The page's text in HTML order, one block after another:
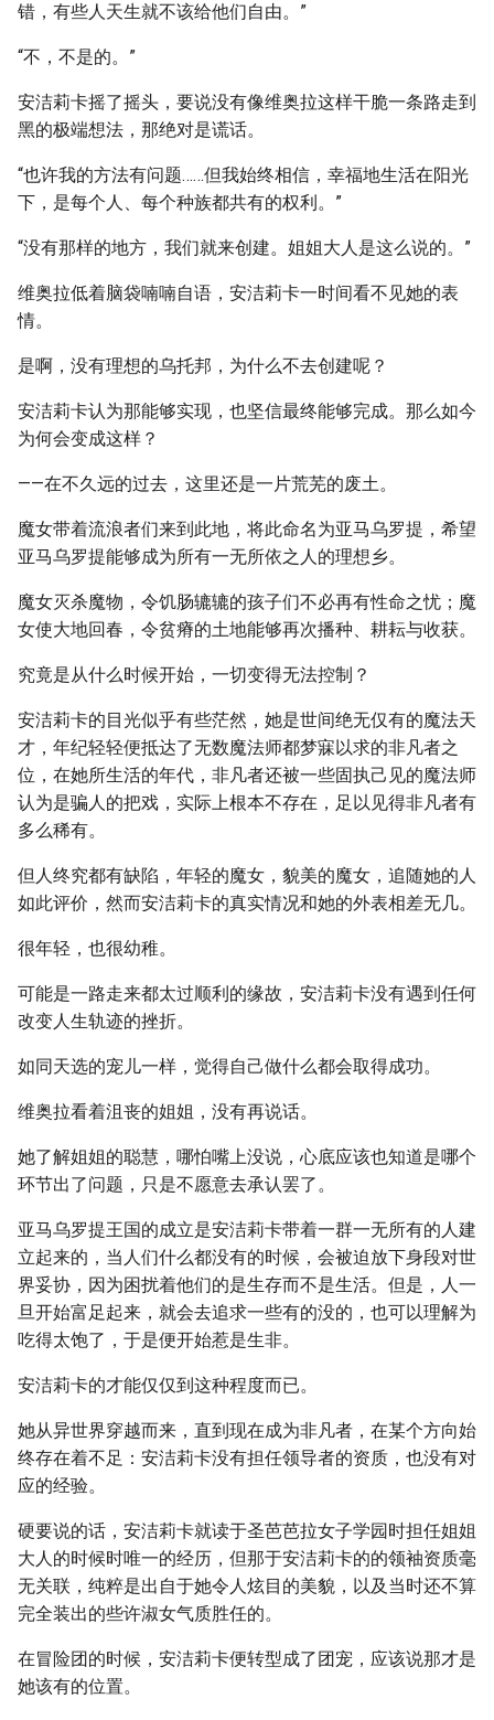
错，有些人天生就不该给他们自由。”
“不，不是的。”
安洁莉卡摇了摇头，要说没有像维奥拉这样干脆一条路走到
黑的极端想法，那绝对是谎话。
“也许我的方法有问题……但我始终相信，幸福地生活在阳光
下，是每个人、每个种族都共有的权利。”
“没有那样的地方，我们就来创建。姐姐大人是这么说的。”
维奥拉低着脑袋喃喃自语，安洁莉卡一时间看不见她的表
情。
是啊，没有理想的乌托邦，为什么不去创建呢？
安洁莉卡认为那能够实现，也坚信最终能够完成。那么如今
为何会变成这样？
——在不久远的过去，这里还是一片荒芜的废土。
魔女带着流浪者们来到此地，将此命名为亚马乌罗提，希望
亚马乌罗提能够成为所有一无所依之人的理想乡。
魔女灭杀魔物，令饥肠辘辘的孩子们不必再有性命之忧；魔
女使大地回春，令贫瘠的土地能够再次播种、耕耘与收获。
究竟是从什么时候开始，一切变得无法控制？
安洁莉卡的目光似乎有些茫然，她是世间绝无仅有的魔法天
才，年纪轻轻便抵达了无数魔法师都梦寐以求的非凡者之
位，在她所生活的年代，非凡者还被一些固执己见的魔法师
认为是骗人的把戏，实际上根本不存在，足以见得非凡者有
多么稀有。
但人终究都有缺陷，年轻的魔女，貌美的魔女，追随她的人
如此评价，然而安洁莉卡的真实情况和她的外表相差无几。
很年轻，也很幼稚。
可能是一路走来都太过顺利的缘故，安洁莉卡没有遇到任何
改变人生轨迹的挫折。
如同天选的宠儿一样，觉得自己做什么都会取得成功。
维奥拉看着沮丧的姐姐，没有再说话。
她了解姐姐的聪慧，哪怕嘴上没说，心底应该也知道是哪个
环节出了问题，只是不愿意去承认罢了。
亚马乌罗提王国的成立是安洁莉卡带着一群一无所有的人建
立起来的，当人们什么都没有的时候，会被迫放下身段对世
界妥协，因为困扰着他们的是生存而不是生活。但是，人一
旦开始富足起来，就会去追求一些有的没的，也可以理解为
吃得太饱了，于是便开始惹是生非。
安洁莉卡的才能仅仅到这种程度而已。
她从异世界穿越而来，直到现在成为非凡者，在某个方向始
终存在着不足：安洁莉卡没有担任领导者的资质，也没有对
应的经验。
硬要说的话，安洁莉卡就读于圣芭芭拉女子学园时担任姐姐
大人的时候时唯一的经历，但那于安洁莉卡的的领袖资质毫
无关联，纯粹是出自于她令人炫目的美貌，以及当时还不算
完全装出的些许淑女气质胜任的。
在冒险团的时候，安洁莉卡便转型成了团宠，应该说那才是
她该有的位置。